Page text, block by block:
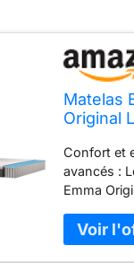
Matelas
Original
forme,
hauteur
Moyen-
Confort et
avancés :
Emma
fermeté
avec des